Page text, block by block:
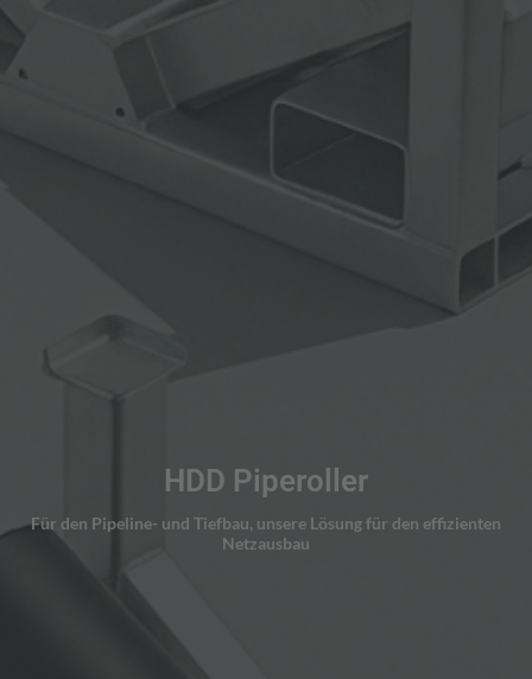
HDD Piperoller
Für den Pipeline- und Tiefbau, unsere Lösung für den effizienten
Netzausbau